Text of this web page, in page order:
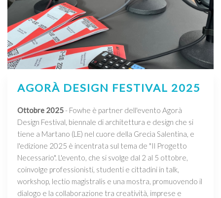
AGORÀ DESIGN FESTIVAL 2025
Ottobre 2025- Fowhe è partner dell'evento Agorà
Design Festival, biennale di architettura e design che si
tiene a Martano (LE) nel cuore della Grecìa Salentina, e
l'edizione 2025 è incentrata sul tema de "Il Progetto
Necessario". L'evento, che si svolge dal 2 al 5 ottobre,
coinvolge professionisti, studenti e cittadini in talk,
workshop, lectio magistralis e una mostra, promuovendo il
dialogo e la collaborazione tra creatività, imprese e